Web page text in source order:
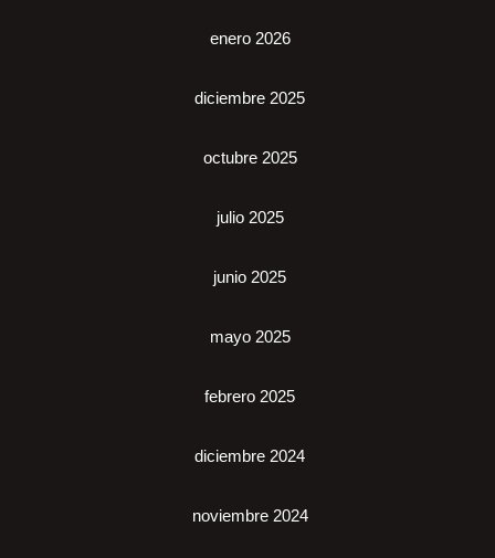
enero 2026
diciembre 2025
octubre 2025
julio 2025
junio 2025
mayo 2025
febrero 2025
diciembre 2024
noviembre 2024